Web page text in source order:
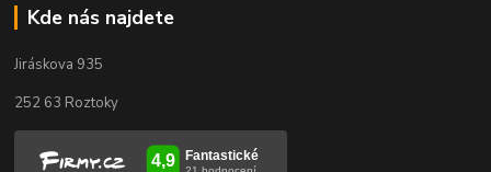
Kde nás najdete
Jiráskova 935
252 63 Roztoky